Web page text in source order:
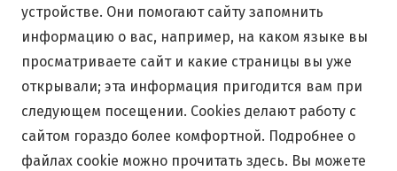
устройстве. Они помогают сайту запомнить
информацию о вас, например, на каком языке вы
просматриваете сайт и какие страницы вы уже
открывали; эта информация пригодится вам при
следующем посещении. Cookies делают работу с
сайтом гораздо более комфортной. Подробнее о
файлах cookie можно прочитать здесь. Вы можете